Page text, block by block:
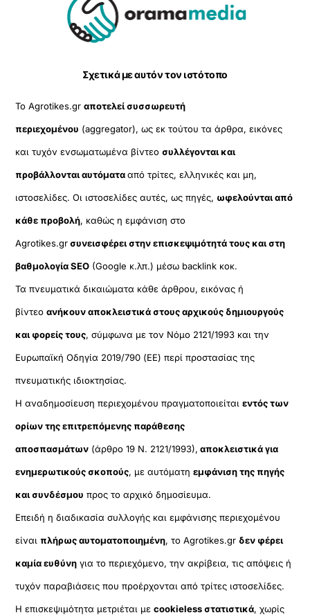
To
Σχετικά με αυτόν τον ιστότοπο
Το Agrotikes.grαποτελεί συσσωρευτή
περιεχομένου (aggregator), ως εκ τούτου τα άρθρα, εικόνες
και τυχόν ενσωματωμένα βίντεοσυλλέγονται και
προβάλλονται αυτόματααπό τρίτες, ελληνικές και μη,
ιστοσελίδες. Οι ιστοσελίδες αυτές, ως πηγές, ωφελούνται από
κάθε προβολή, καθώς η εμφάνιση στο
Agrotikes.grσυνεισφέρει στην επισκεψιμότητά τους και στη
βαθμολογία SEO (Google κ.λπ.) μέσω backlink κοκ.
Τα πνευματικά δικαιώματα κάθε άρθρου, εικόνας ή
βίντεοανήκουν αποκλειστικά στους αρχικούς δημιουργούς
και φορείς τους, σύμφωνα με τον Νόμο 2121/1993 και την
Ευρωπαϊκή Οδηγία 2019/790 (ΕΕ) περί προστασίας της
πνευματικής ιδιοκτησίας.
Η αναδημοσίευση περιεχομένου πραγματοποιείταιεντός των
ορίων της επιτρεπόμενης παράθεσης
αποσπασμάτων (άρθρο 19 Ν. 2121/1993), αποκλειστικά για
ενημερωτικούς σκοπούς, με αυτόματηεμφάνιση της πηγής
και συνδέσμου προς το αρχικό δημοσίευμα.
Επειδή η διαδικασία συλλογής και εμφάνισης περιεχομένου
είναιπλήρως αυτοματοποιημένη, το Agrotikes.gr δεν φέρει
καμία ευθύνη για το περιεχόμενο, την ακρίβεια, τις απόψεις ή
τυχόν παραβιάσεις που προέρχονται από τρίτες ιστοσελίδες.
Η επισκεψιμότητα μετριέται μεcookieless στατιστικά, χωρίς